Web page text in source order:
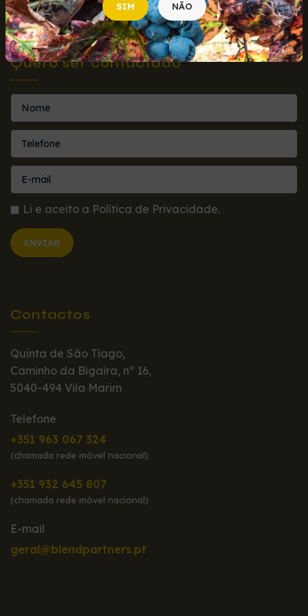
SIM NÃO
Quero ser contactado
Li e aceito a Política de Privacidade.
Contactos
Quinta de São Tiago,
Caminho da Bigaira, nº 16,
5040-494 Vila Marim
Telefone
+351 963 067 324
(chamada rede móvel nacional)
+351 932 645 807
(chamada rede móvel nacional)
E-mail
geral@blendpartners.pt